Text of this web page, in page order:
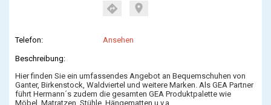
directions location_on
Telefon: Ansehen
Beschreibung:
Hier finden Sie ein umfassendes Angebot an Bequemschuhen von
Ganter, Birkenstock, Waldviertel und weitere Marken. Als GEA Partner
führt Hermann´s zudem die gesamten GEA Produktpalette wie
Möbel, Matratzen, Stühle, Hängematten u.v.a.